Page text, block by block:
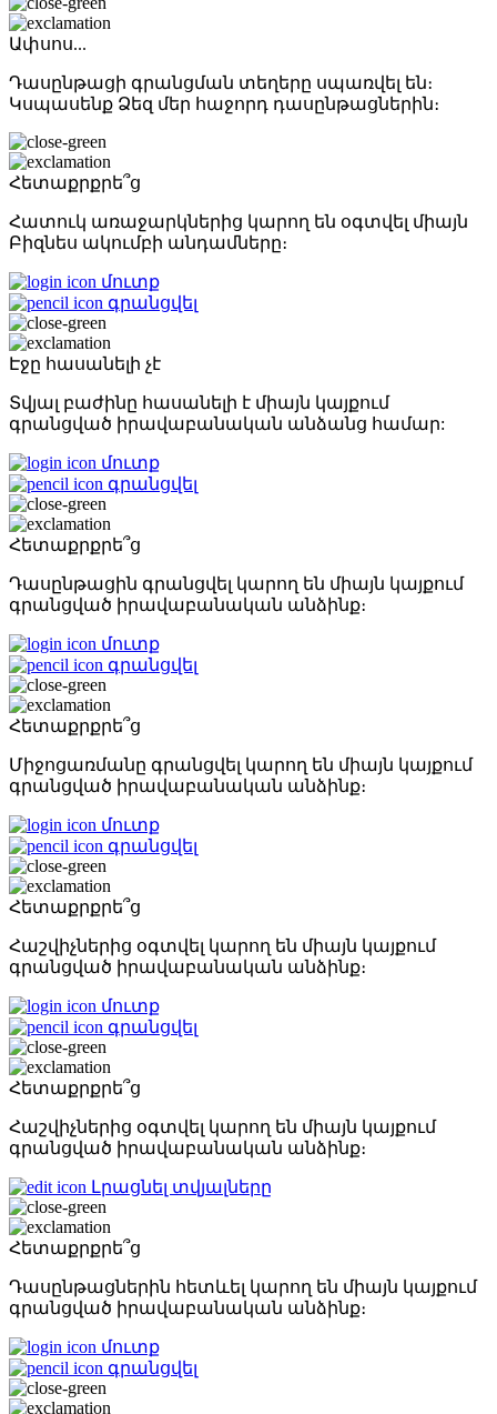
Ափսոս...
Դասընթացի գրանցման տեղերը սպառվել են։
Կսպասենք Ձեզ մեր հաջորդ դասընթացներին։
Հետաքրքրե՞ց
Հատուկ առաջարկներից կարող են օգտվել միայն
Բիզնես ակումբի անդամները։
մուտք
գրանցվել
Էջը հասանելի չէ
Տվյալ բաժինը հասանելի է միայն կայքում
գրանցված իրավաբանական անձանց համար:
մուտք
գրանցվել
Հետաքրքրե՞ց
Դասընթացին գրանցվել կարող են միայն կայքում
գրանցված իրավաբանական անձինք։
մուտք
գրանցվել
Հետաքրքրե՞ց
Միջոցառմանը գրանցվել կարող են միայն կայքում
գրանցված իրավաբանական անձինք։
մուտք
գրանցվել
Հետաքրքրե՞ց
Հաշվիչներից օգտվել կարող են միայն կայքում
գրանցված իրավաբանական անձինք։
մուտք
գրանցվել
Հետաքրքրե՞ց
Հաշվիչներից օգտվել կարող են միայն կայքում
գրանցված իրավաբանական անձինք։
Լրացնել տվյալները
Հետաքրքրե՞ց
Դասընթացներին հետևել կարող են միայն կայքում
գրանցված իրավաբանական անձինք։
մուտք
գրանցվել